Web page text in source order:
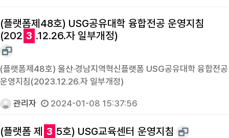
(플랫폼제48호) USG공유대학 융합전공 운영지침
(202 3 .12.26.자 일부개정)
(플랫폼제48호) 울산·경남지역혁신플랫폼 USG공유대학 융합전공
운영지침(2023.12.26.자 일부개정)
관리자 2024-01-08 15:37:56
(플랫폼 제 3 5호) USG교육센터 운영지침